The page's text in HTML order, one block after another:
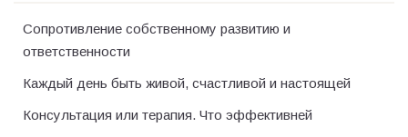
Сопротивление собственному развитию и
ответственности
Каждый день быть живой, счастливой и настоящей
Консультация или терапия. Что эффективней